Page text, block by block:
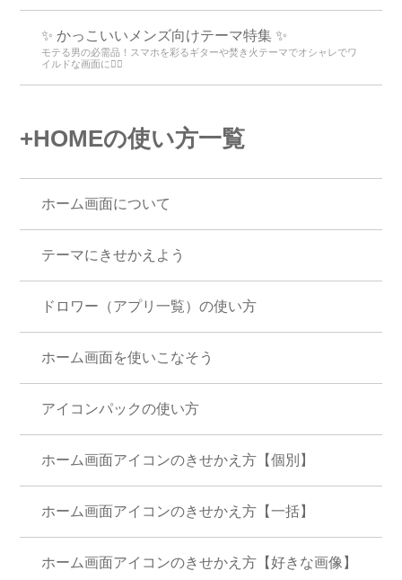
✨ かっこいいメンズ向けテーマ特集 ✨
モテる男の必需品！スマホを彩るギターや焚き火テーマでオシャレでワ
イルドな画面に👍🏻
+HOMEの使い方一覧
ホーム画面について
テーマにきせかえよう
ドロワー（アプリ一覧）の使い方
ホーム画面を使いこなそう
アイコンパックの使い方
ホーム画面アイコンのきせかえ方【個別】
ホーム画面アイコンのきせかえ方【一括】
ホーム画面アイコンのきせかえ方【好きな画像】